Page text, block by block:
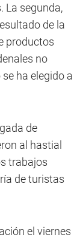
La segunda,
de la
productos
no
ha elegido a
de
al hastial
trabajos
de turistas
el viernes